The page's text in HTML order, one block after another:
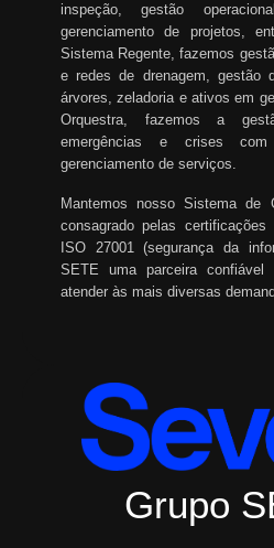
inspeção, gestão
gerenciamento de projetos,
Sistema Regente, fazemos
e redes de drenagem, gestão
árvores, zeladoria e ativos em
Orquestra, fazemos a
emergências e crises
gerenciamento de serviços.
Mantemos nosso Sistema de
consagrado pelas
ISO 27001 (segurança da
SETE uma parceira
atender às mais diversas
Grupo